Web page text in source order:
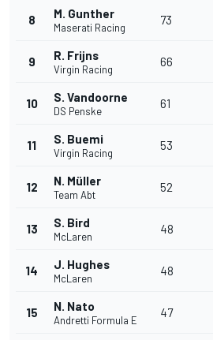
8 M. Gunther
Maserati Racing
73
9 R. Frijns
Virgin Racing
66
10 S. Vandoorne
DS Penske
61
11 S. Buemi
Virgin Racing
53
12 N. Müller
Team Abt
52
13 S. Bird
McLaren
48
14 J. Hughes
McLaren
48
15 N. Nato
Andretti Formula E
47